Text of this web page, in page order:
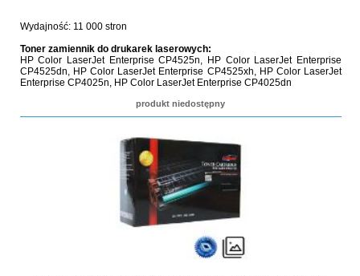
Wydajność: 11 000 stron
Toner zamiennik do drukarek laserowych:
HP Color LaserJet Enterprise CP4525n, HP Color LaserJet Enterprise
CP4525dn, HP Color LaserJet Enterprise CP4525xh, HP Color LaserJet
Enterprise CP4025n, HP Color LaserJet Enterprise CP4025dn
produkt niedostępny